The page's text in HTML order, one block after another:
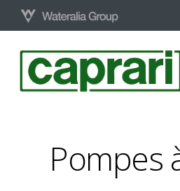
Skip
content
Pompes